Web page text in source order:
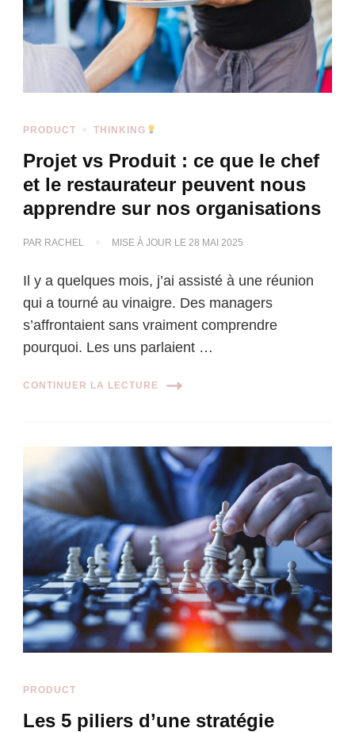
PRODUCT THINKING
Projet vs Produit : ce que le chef
et le restaurateur peuvent nous
apprendre sur nos organisations
PAR RACHEL MISE À JOUR LE 28 MAI 2025
Il y a quelques mois, j’ai assisté à une réunion
qui a tourné au vinaigre. Des managers
s’affrontaient sans vraiment comprendre
pourquoi. Les uns parlaient …
CONTINUER LA LECTURE
PRODUCT
Les 5 piliers d’une stratégie